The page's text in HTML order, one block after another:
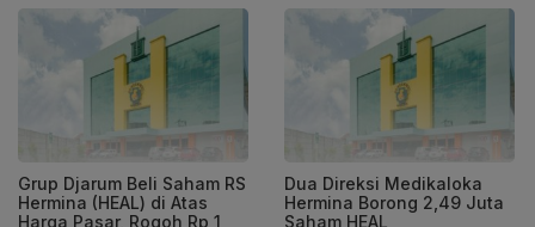
Grup Djarum Beli Saham RS
Hermina (HEAL) di Atas
Harga Pasar, Rogoh Rp 1
Dua Direksi Medikaloka
Hermina Borong 2,49 Juta
Saham HEAL